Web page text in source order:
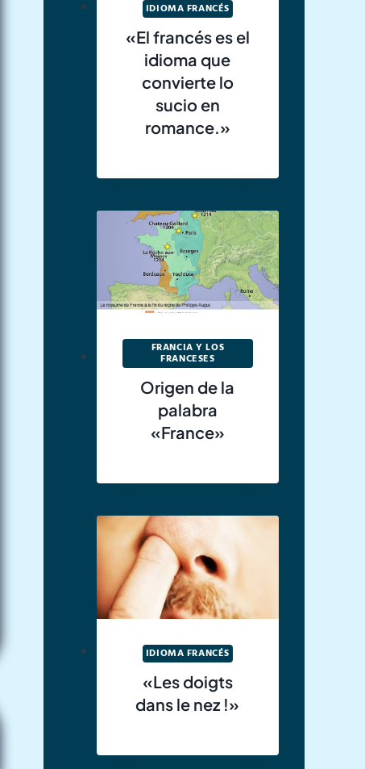
IDIOMA FRANCÉS
«El francés es el
idioma que
convierte lo
sucio en
romance.»
FRANCIA Y LOS
FRANCESES
Origen de la
palabra
«France»
IDIOMA FRANCÉS
«Les doigts
dans le nez !»